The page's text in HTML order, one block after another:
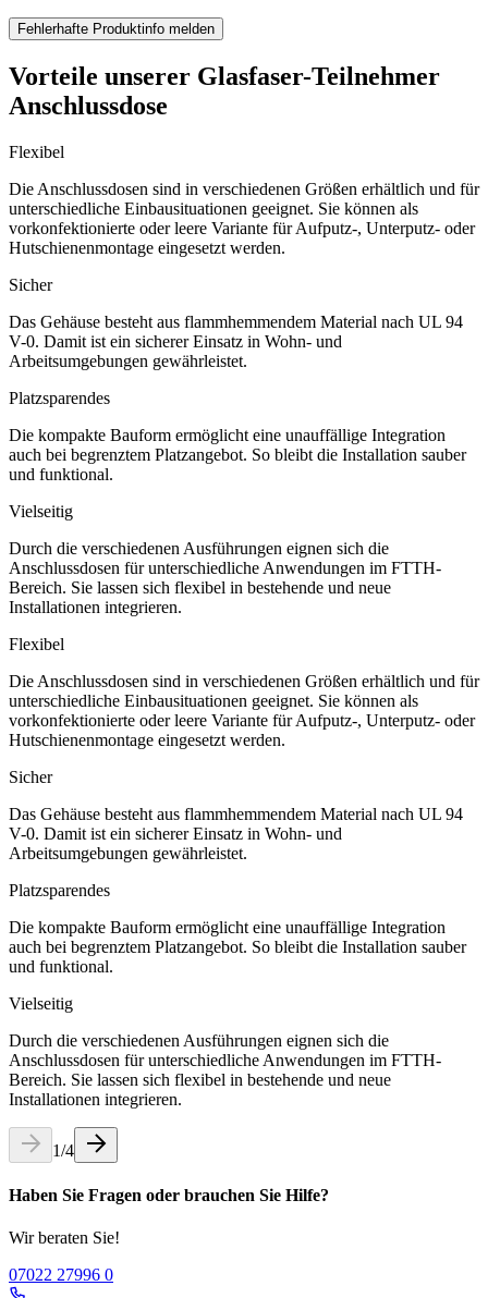
Fehlerhafte Produktinfo melden
Vorteile unserer Glasfaser-Teilnehmer
Anschlussdose
Flexibel
Die Anschlussdosen sind in verschiedenen Größen erhältlich und für
unterschiedliche Einbausituationen geeignet. Sie können als
vorkonfektionierte oder leere Variante für Aufputz-, Unterputz- oder
Hutschienenmontage eingesetzt werden.
Sicher
Das Gehäuse besteht aus flammhemmendem Material nach UL 94
V-0. Damit ist ein sicherer Einsatz in Wohn- und
Arbeitsumgebungen gewährleistet.
Platzsparendes
Die kompakte Bauform ermöglicht eine unauffällige Integration
auch bei begrenztem Platzangebot. So bleibt die Installation sauber
und funktional.
Vielseitig
Durch die verschiedenen Ausführungen eignen sich die
Anschlussdosen für unterschiedliche Anwendungen im FTTH-
Bereich. Sie lassen sich flexibel in bestehende und neue
Installationen integrieren.
Flexibel
Die Anschlussdosen sind in verschiedenen Größen erhältlich und für
unterschiedliche Einbausituationen geeignet. Sie können als
vorkonfektionierte oder leere Variante für Aufputz-, Unterputz- oder
Hutschienenmontage eingesetzt werden.
Sicher
Das Gehäuse besteht aus flammhemmendem Material nach UL 94
V-0. Damit ist ein sicherer Einsatz in Wohn- und
Arbeitsumgebungen gewährleistet.
Platzsparendes
Die kompakte Bauform ermöglicht eine unauffällige Integration
auch bei begrenztem Platzangebot. So bleibt die Installation sauber
und funktional.
Vielseitig
Durch die verschiedenen Ausführungen eignen sich die
Anschlussdosen für unterschiedliche Anwendungen im FTTH-
Bereich. Sie lassen sich flexibel in bestehende und neue
Installationen integrieren.
1/4
Haben Sie Fragen oder brauchen Sie Hilfe?
Wir beraten Sie!
07022 27996 0